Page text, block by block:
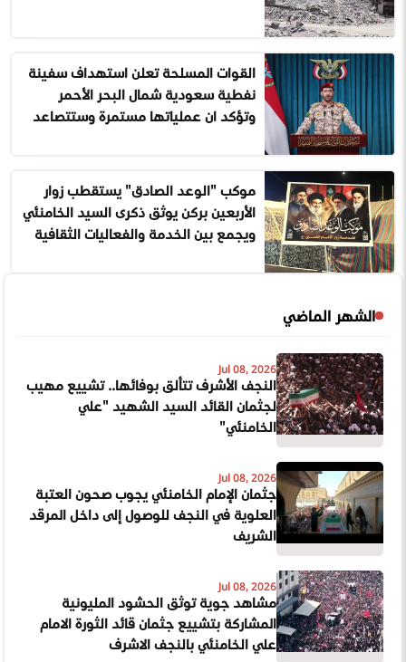
القوات المسلحة تعلن استهداف سفينة
نفطية سعودية شمال البحر الأحمر
وتؤكد ان عملياتها مستمرة وستتصاعد
موكب "الوعد الصادق" يستقطب زوار
الأربعين بركن يوثق ذكرى السيد الخامنئي
ويجمع بين الخدمة والفعاليات الثقافية
الشهر الماضي
Jul 08, 2026
النجف الأشرف تتألق بوفائها.. تشييع مهيب
لجثمان القائد السيد الشهيد "علي
الخامنئي"
Jul 08, 2026
جثمان الإمام الخامنئي يجوب صحون العتبة
العلوية في النجف للوصول إلى داخل المرقد
الشريف
Jul 08, 2026
مشاهد جوية توثق الحشود المليونية
المشاركة بتشييع جثمان قائد الثورة الامام
علي الخامنئي بالنجف الاشرف